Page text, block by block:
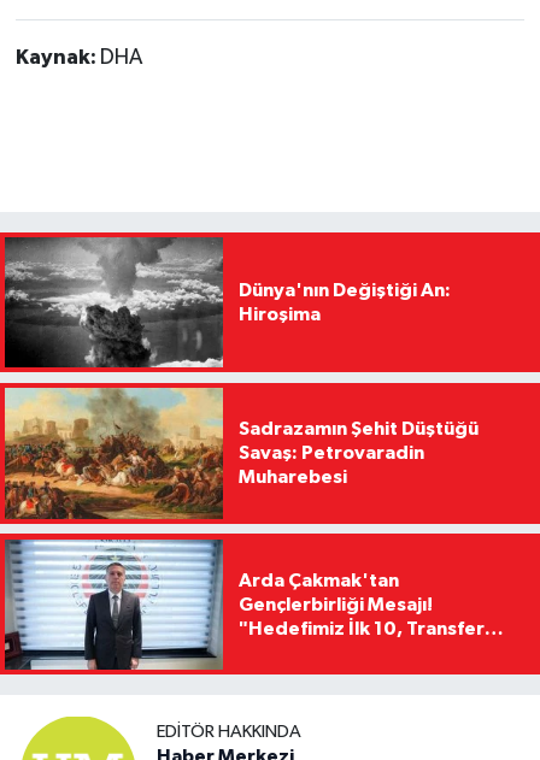
Kaynak: DHA
Dünya'nın Değiştiği An:
Hiroşima
Sadrazamın Şehit Düştüğü
Savaş: Petrovaradin
Muharebesi
Arda Çakmak'tan
Gençlerbirliği Mesajı!
"Hedefimiz İlk 10, Transfer
Kaldıracağız"
EDITÖR HAKKINDA
Haber Merkezi